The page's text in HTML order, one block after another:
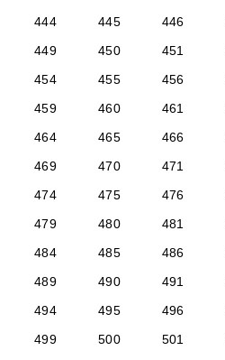
444 445 446
449
450 451
454
455 456
459
460 461
464
465 466
469
470 471
474
475 476
479
480 481
484
485 486
489
490 491
494
495 496
499
500 501